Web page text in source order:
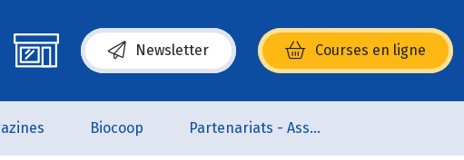
Newsletter Courses en ligne
(s’ouvre dans une nouvelle fenêtre)
Biocoop Partenariats - Associations